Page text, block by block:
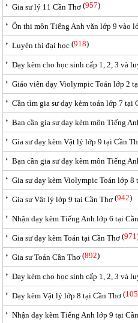
Gia sư lý 11 Cần Thơ (957)
Ôn thi môn Tiếng Anh văn lớp 9 vào
Luyện thi đại học (918)
Dạy kèm cho học sinh cấp 1, 2, 3 và
Giáo viên dạy Violympic Toán lớp 2
Cần tìm gia sư dạy kèm toán lớp 7 tại
Bạn cần gia sư dạy kèm môn Tiếng
Gia sư dạy kèm Vật lý lớp 9 tại Cần
Bạn cần gia sư dạy kèm môn Tiếng
Gia sư dạy kèm Violympic Toán lớp 8
Gia sư Vật lý lớp 9 tại Cần Thơ (942)
Nhận dạy kèm Tiếng Anh lớp 6 tại
Gia sư dạy kèm Toán tại Cần Thơ (971
Gia sư Toán Cần Thơ (892)
Dạy kèm cho học sinh cấp 1, 2, 3 và
Dạy kèm Vật lý lớp 8 tại Cần Thơ (
Nhận dạy kèm Tiếng Anh lớp 9 tại